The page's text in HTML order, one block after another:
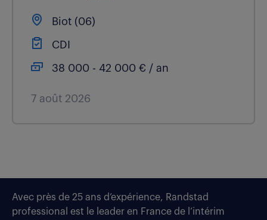
Biot (06)
CDI
38 000 - 42 000 € / an
7 août 2026
Avec près de 25 ans d’expérience, Randstad
professional est le leader en France de l’intérim